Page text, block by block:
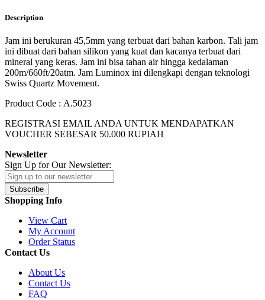
Description
Jam ini berukuran 45,5mm yang terbuat dari bahan karbon. Tali jam
ini dibuat dari bahan silikon yang kuat dan kacanya terbuat dari
mineral yang keras. Jam ini bisa tahan air hingga kedalaman
200m/660ft/20atm. Jam Luminox ini dilengkapi dengan teknologi
Swiss Quartz Movement.
Product Code : A.5023
REGISTRASI EMAIL ANDA UNTUK MENDAPATKAN
VOUCHER SEBESAR 50.000 RUPIAH
Newsletter
Sign Up for Our Newsletter:
Subscribe
Shopping Info
View Cart
My Account
Order Status
Contact Us
About Us
Contact Us
FAQ